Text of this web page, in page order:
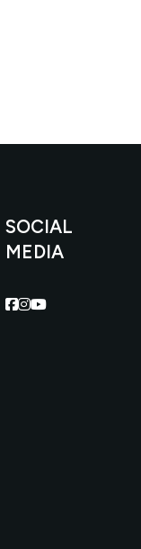
SOCIAL
MEDIA
Facebook
Facebook
Facebook